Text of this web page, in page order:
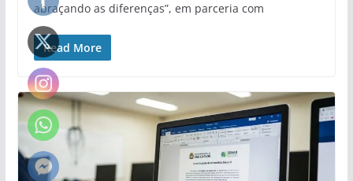
abraçando as diferenças”, em parceria com
Read More